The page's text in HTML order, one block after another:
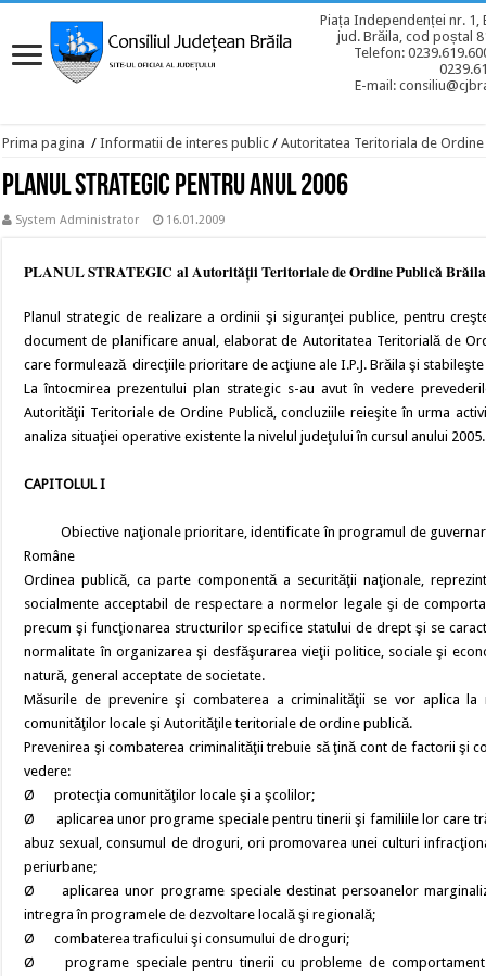
Piața Independenței nr. 1,
jud. Brăila, cod poștal
Telefon:
E-mail:
Prima pagina / Informatii de interes public / Autoritatea Teritoriala de Ordine
Planul Strategic pentru anul 2006
System Administrator 16.01.2009
PLANUL STRATEGIC al Autorităţii Teritoriale de Ordine Publică Brăila
Planul strategic de realizare a ordinii şi siguranţei publice, pentru
document de planificare anual, elaborat de Autoritatea Teritorială de
care formulează direcţiile prioritare de acţiune ale I.P.J. Brăila şi
La întocmirea prezentului plan strategic s-au avut în vedere
Autorităţii Teritoriale de Ordine Publică, concluziile reieşite în urma
analiza situaţiei operative existente la nivelul judeţului în cursul anului 2005.
CAPITOLUL I
Obiective naţionale prioritare, identificate în programul de
Române
Ordinea publică, ca parte componentă a securităţii naţionale,
socialmente acceptabil de respectare a normelor legale şi de
precum şi funcţionarea structurilor specifice statului de drept şi se
normalitate în organizarea şi desfăşurarea vieţii politice, sociale şi
natură, general acceptate de societate.
Măsurile de prevenire şi combaterea a criminalităţii se vor aplica
comunităţilor locale şi Autorităţile teritoriale de ordine publică.
Prevenirea şi combaterea criminalităţii trebuie să ţină cont de factorii şi
vedere:
Ø protecţia comunităţilor locale şi a şcolilor;
Ø aplicarea unor programe speciale pentru tinerii şi familiile lor care
abuz sexual, consumul de droguri, ori promovarea unei culturi
periurbane;
Ø aplicarea unor programe speciale destinat persoanelor
intregra în programele de dezvoltare locală şi regională;
Ø combaterea traficului şi consumului de droguri;
Ø programe speciale pentru tinerii cu probleme de comportament